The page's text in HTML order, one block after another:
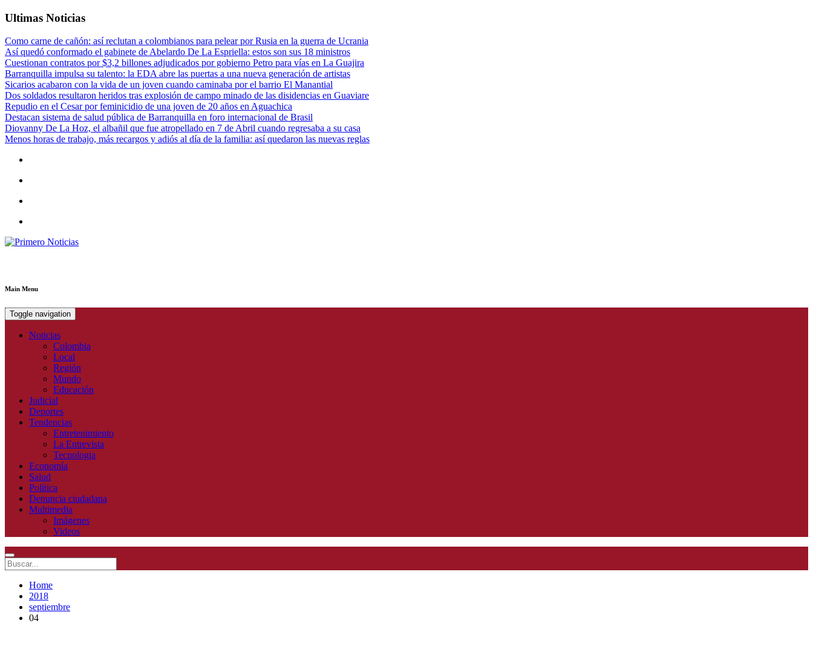
Ultimas Noticias
Como carne de cañón: así reclutan a colombianos para pelear por Rusia en la guerra de Ucrania
Así quedó conformado el gabinete de Abelardo De La Espriella: estos son sus 18 ministros
Cuestionan contratos por $3,2 billones adjudicados por gobierno Petro para vías en La Guajira
Barranquilla impulsa su talento: la EDA abre las puertas a una nueva generación de artistas
Sicarios acabaron con la vida de un joven cuando caminaba por el barrio El Manantial
Dos soldados resultaron heridos tras explosión de campo minado de las disidencias en Guaviare
Repudio en el Cesar por feminicidio de una joven de 20 años en Aguachica
Destacan sistema de salud pública de Barranquilla en foro internacional de Brasil
Diovanny De La Hoz, el albañil que fue atropellado en 7 de Abril cuando regresaba a su casa
Menos horas de trabajo, más recargos y adiós al día de la familia: así quedaron las nuevas reglas
Main Menu
Toggle navigation
Noticias
Colombia
Local
Región
Mundo
Educación
Judicial
Deportes
Tendencias
Entretenimiento
La Entrevista
Tecnologia
Economía
Salud
Política
Denuncia ciudadana
Multimedia
Imágenes
Videos
Home
2018
septiembre
04